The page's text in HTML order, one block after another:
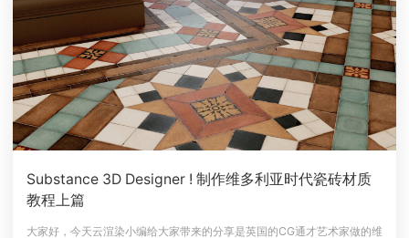
Substance 3D Designer ! 制作维多利亚时代瓷砖材质
教程上篇
大家好，今天云渲染小编给大家带来的分享是英国的CG通才艺术家做的维